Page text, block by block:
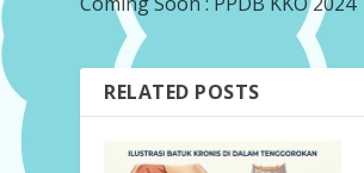
RELATED POSTS